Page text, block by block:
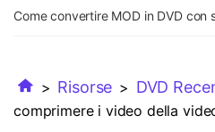
Come convertire MOD in DVD con
> Risorse > DVD
comprimere i video della